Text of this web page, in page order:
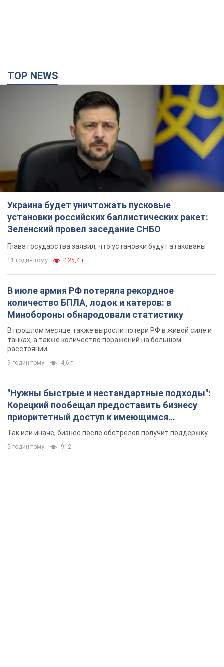
TOP NEWS
Украина будет уничтожать пусковые
установки российских баллистических ракет:
Зеленский провел заседание СНБО
Глава государства заявил, что установки будут атакованы
11 годин тому 125,4 т.
В июле армия РФ потеряла рекордное
количество БПЛА, лодок и катеров: в
Минобороны обнародовали статистику
В прошлом месяце также выросли потери РФ в живой силе и
танках, а также количество поражений на большом
расстоянии
9 годин тому 4,6 т.
"Нужны быстрые и нестандартные подходы":
Корецкий пообещал предоставить бизнесу
приоритетный доступ к имеющимся
складским помещениям
Так или иначе, бизнес после обстрелов получит поддержку
5 годин тому 912